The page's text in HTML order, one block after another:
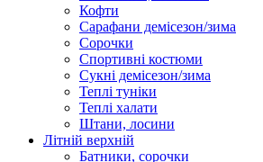
Кофти
Сарафани демісезон/зима
Сорочки
Спортивні костюми
Сукні демісезон/зима
Теплі туніки
Теплі халати
Штани, лосини
Літній верхній
Батники, сорочки